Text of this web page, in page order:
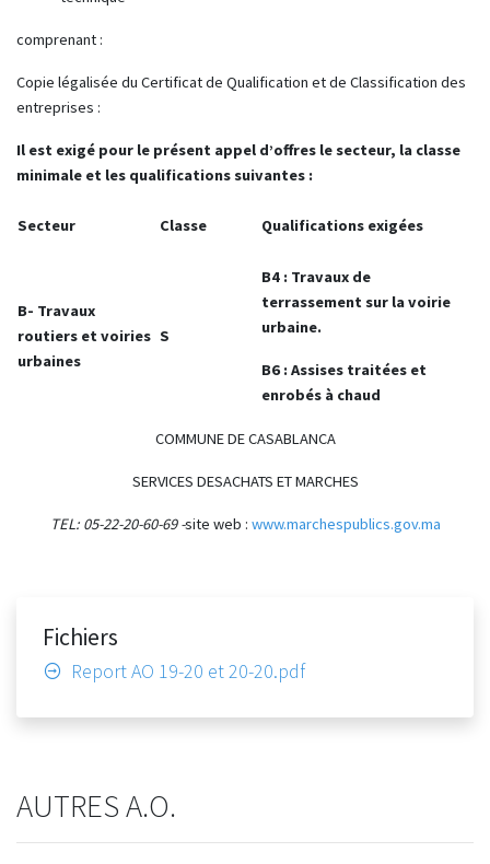
comprenant :
Copie légalisée du Certificat de Qualification et de Classification des
entreprises :
Il est exigé pour le présent appel d’offres le secteur, la classe
minimale et les qualifications suivantes :
Secteur Classe Qualifications exigées
B- Travaux
routiers et voiries
urbaines
S
B4 : Travaux de
terrassement sur la voirie
urbaine.
B6 : Assises traitées et
enrobés à chaud
COMMUNE DE CASABLANCA
SERVICES DESACHATS ET MARCHES
TEL: 05-22-20-60-69 -site web : www.marchespublics.gov.ma
Fichiers
Report AO 19-20 et 20-20.pdf
AUTRES A.O.